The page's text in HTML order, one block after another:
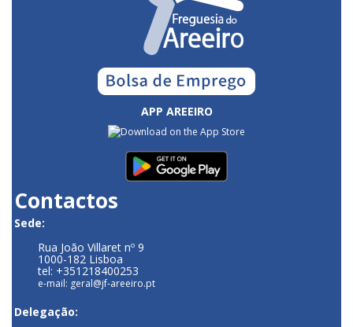
APP AREEIRO
Contactos
Sede:
Rua João Villaret nº 9
1000-182 Lisboa
tel: +351218400253
e-mail: geral@jf-areeiro.pt
Delegação: